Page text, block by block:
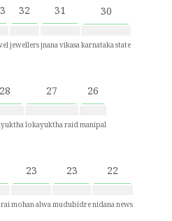
32
jewellers
31
jnana vikasa
30
karnataka state
28 27
lokayuktha raid
26
manipal
23
mohan alwa
23
mudubidre
22
nidana news